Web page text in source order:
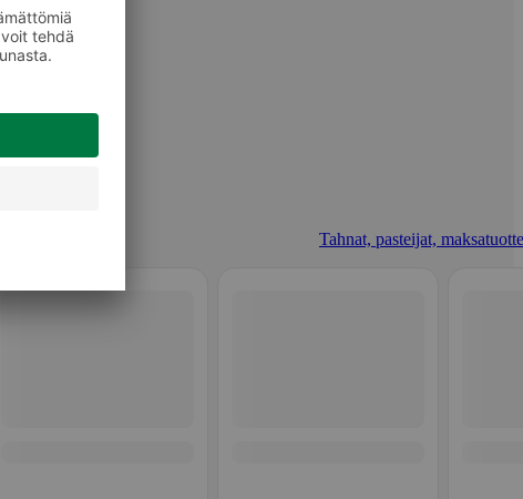
Tahnat, pasteijat,